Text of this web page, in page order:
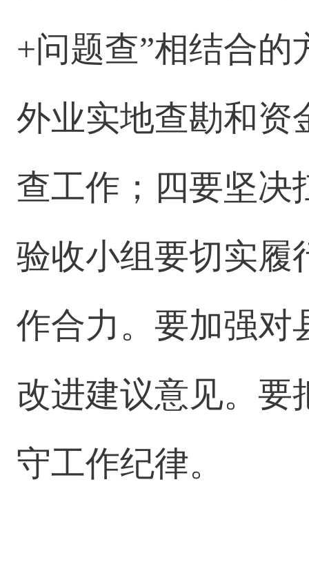
+问题查”相结合
外业实地查勘和资
查工作；四要坚决
验收小组要切实履
作合力。要加强对
改进建议意见。要
守工作纪律。